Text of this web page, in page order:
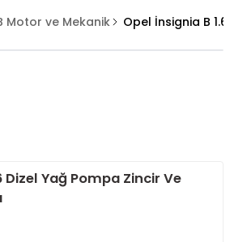
Motor ve Mekanik Opel İnsignia B
Dizel Yağ Pompa Zincir Ve